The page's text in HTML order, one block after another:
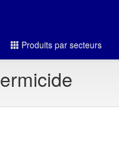
Produits par secteurs